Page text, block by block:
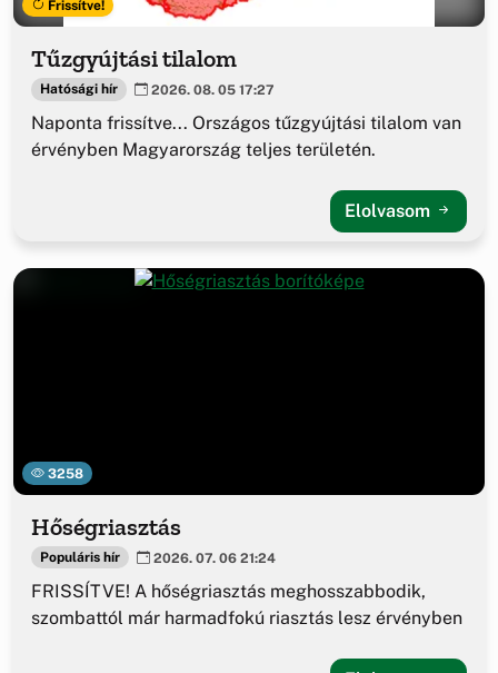
Frissítve!
Tűzgyújtási tilalom
Hatósági hír 2026. 08. 05 17:27
Naponta frissítve... Országos tűzgyújtási tilalom van
érvényben Magyarország teljes területén.
Elolvasom
3258
Hőségriasztás
Populáris hír 2026. 07. 06 21:24
FRISSÍTVE! A hőségriasztás meghosszabbodik,
szombattól már harmadfokú riasztás lesz érvényben